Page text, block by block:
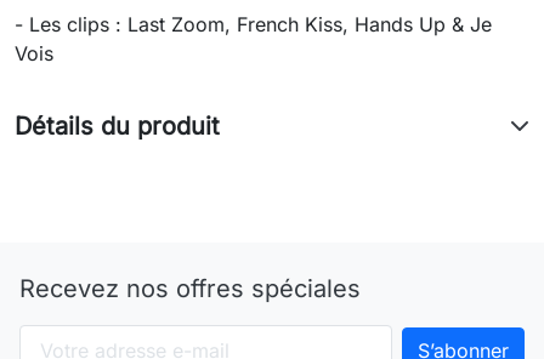
- Les clips : Last Zoom, French Kiss, Hands Up & Je
Vois
Détails du produit
Recevez nos offres spéciales